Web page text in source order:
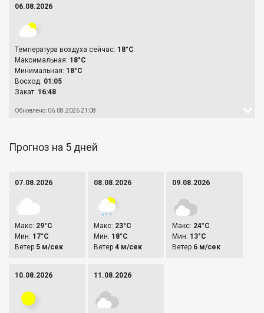
06.08.2026
Температура воздуха сейчас: 18°C
Максимальная: 18°C
Минимальная: 18°C
Восход: 01:05
Закат: 16:48
Обновлено: 06.08.2026 21:08
Прогноз на 5 дней
07.08.2026
Макс: 29°C
Мин: 17°C
Ветер 5 м/сек
08.08.2026
Макс: 23°C
Мин: 18°C
Ветер 4 м/сек
09.08.2026
Макс: 24°C
Мин: 13°C
Ветер 6 м/сек
10.08.2026 11.08.2026